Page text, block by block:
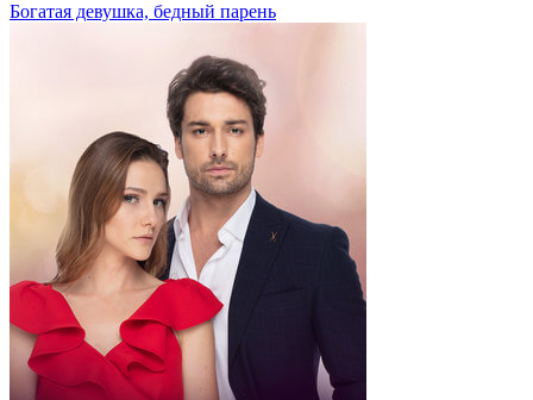
Богатая девушка, бедный парень